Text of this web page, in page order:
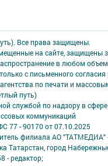
Все права защищены.
на сайте, защищены
в любом
с письменного
по печати и
путь)
службой по надзору в сфере
коммуникаций
77 - 90170 от 07.10.2025
филиала АО "ТАТМЕДИА"
Татарстан, город
- редактор;